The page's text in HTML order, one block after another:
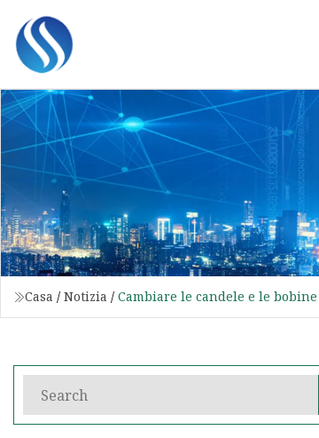
Casa / Notizia / Cambiare le candele e le